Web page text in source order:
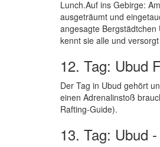
Lunch.Auf ins Gebirge:
ausgeträumt und
angesagte
kennt sie alle und
12. Tag: Ubud
Der Tag in Ubud gehört
einen Adrenalinstoß
Rafting-Guide).
13. Tag: Ubud